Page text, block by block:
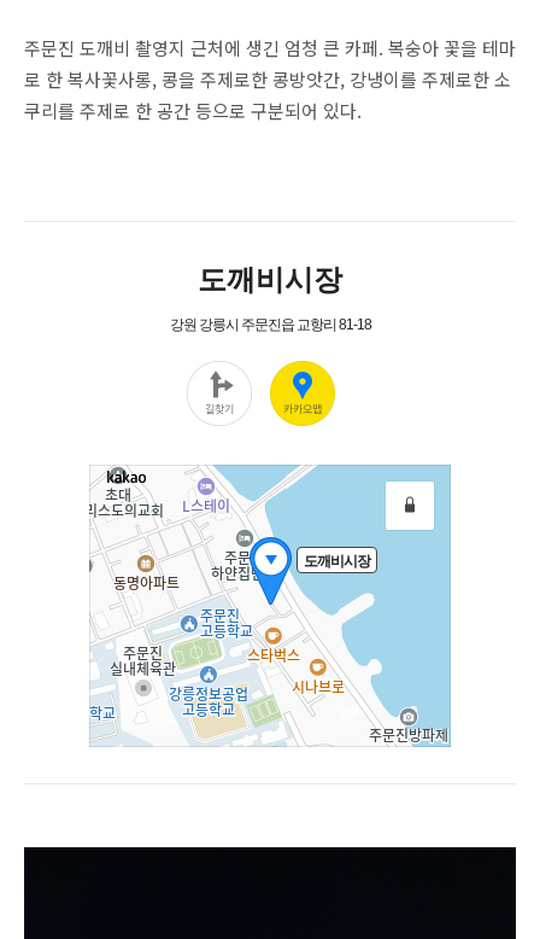
주문진 도깨비 촬영지 근처에 생긴 엄청 큰 카페. 복숭아 꽃을 테마
로 한 복사꽃사롱, 콩을 주제로한 콩방앗간, 강냉이를 주제로한 소
쿠리를 주제로 한 공간 등으로 구분되어 있다.